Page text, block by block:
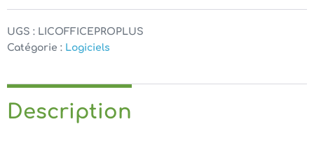
quantity
Licence
Office
2021
Plus
quantity
UGS : LICOFFICEPROPLUS
Catégorie : Logiciels
Description